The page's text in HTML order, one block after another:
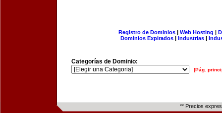
Registro de Dominios| Web Hosting |
Dominios Expirados | Industrias |
Categorías de Dominio:
[Pág.
** Precios